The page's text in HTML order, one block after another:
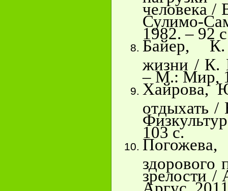
человека /
Сулимо-
1982. – 92
Байер,
жизни / К.
– М.: Мир,
Хайрова,
отдыхать
103 с.
здорового
зрелости
Аргус,